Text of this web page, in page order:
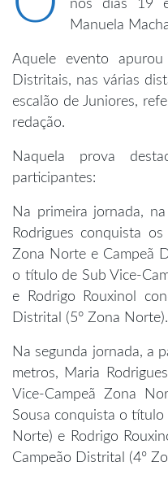
nos dias 19
Manuela
Aquele evento
Distritais, nas várias
escalão de Juniores,
redação.
Naquela prova
participantes:
Na primeira jornada,
Rodrigues conquista
Zona Norte e Campeã
o título de Sub Vice-
e Rodrigo Rouxinol
Distrital (5° Zona Norte).
Na segunda jornada, a
metros, Maria
Vice-Campeã Zona
Sousa conquista o
Norte) e Rodrigo
Campeão Distrital (4º